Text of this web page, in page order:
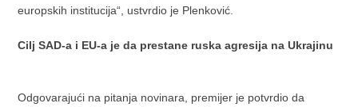
europskih institucija“, ustvrdio je Plenković.
Cilj SAD-a i EU-a je da prestane ruska agresija na Ukrajinu
Odgovarajući na pitanja novinara, premijer je potvrdio da